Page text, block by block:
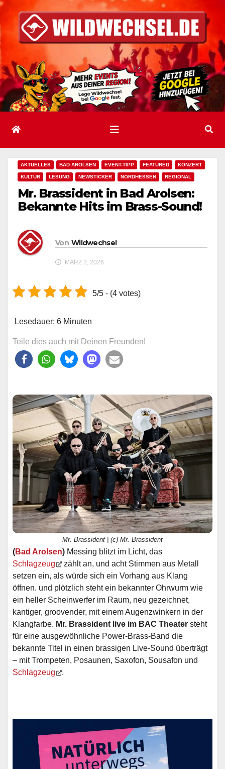
Inhalt
springen
AKTUELLES BAD AROLSEN EVENT-TIPP FEATURED KONZERT
KULTUR LESUNG NEWSTICKER NORDHESSEN REGIONAL
Mr. Brassident in Bad Arolsen:
Bekannte Hits im Brass-Sound!
Von Wildwechsel
MÄRZ 2, 2026
5/5 - (4 votes)
Lesedauer: 6 Minuten
Teile dies auch mit Deinen Freunden!
Mr. Brassident | (c) Mr. Brassident
(Bad Arolsen) Messing blitzt im Licht, das
Schlagzeug
zählt an, und acht Stimmen aus Metall
setzen ein, als würde sich ein Vorhang aus Klang
öffnen. und plötzlich steht ein bekannter Ohrwurm wie
ein heller Scheinwerfer im Raum, neu gezeichnet,
kantiger, groovender, mit einem Augenzwinkern in der
Klangfarbe. Mr. Brassident live im BAC Theater steht
für eine ausgewöhnliche Power-Brass-Band die
bekannte Titel in einen brassigen Live-Sound überträgt
– mit Trompeten, Posaunen, Saxofon, Sousafon und
Schlagzeug
.